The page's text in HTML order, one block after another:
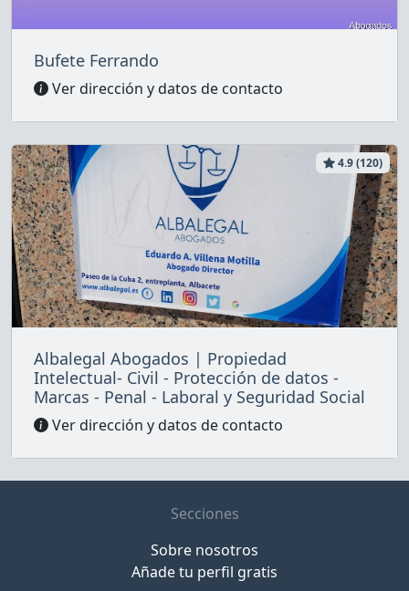
Bufete Ferrando
Ver dirección y datos de contacto
4.9 (120)
Albalegal Abogados | Propiedad
Intelectual- Civil - Protección de datos -
Marcas - Penal - Laboral y Seguridad Social
Ver dirección y datos de contacto
Secciones
Sobre nosotros
Añade tu perfil gratis